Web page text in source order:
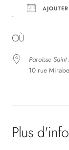
OÙ
Paroisse Saint
10 rue
Plus